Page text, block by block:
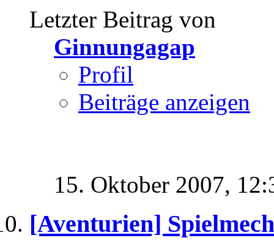
Letzter Beitrag von
Ginnungagap
Profil
Beiträge anzeigen
15. Oktober 2007,
[Aventurien]